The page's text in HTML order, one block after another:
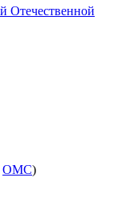
Отечественной
ОМС)